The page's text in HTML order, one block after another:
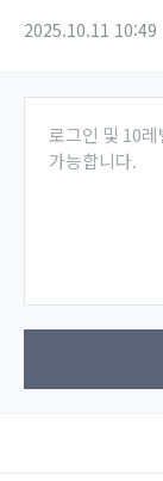
2025.10.11 10:49
로그인 및 10
가능합니다.